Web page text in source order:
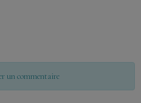
un commentaire